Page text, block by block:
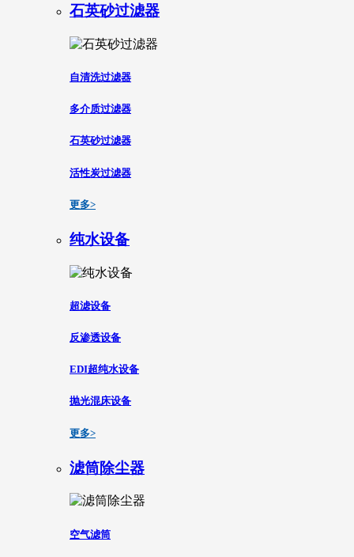
石英砂过滤器
自清洗过滤器
多介质过滤器
石英砂过滤器
活性炭过滤器
更多>
纯水设备
超滤设备
反渗透设备
EDI超纯水设备
抛光混床设备
更多>
滤筒除尘器
空气滤筒